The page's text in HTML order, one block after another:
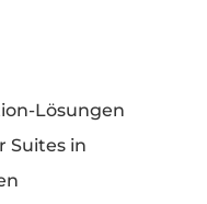
Lösungen
Suites in